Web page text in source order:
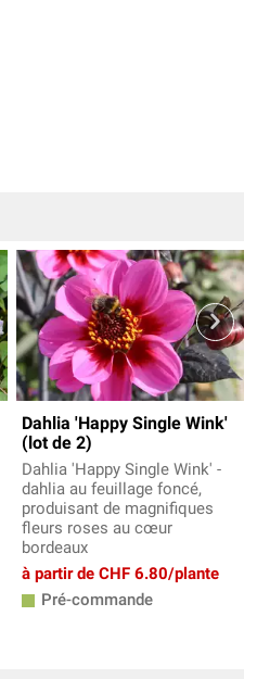
Dahlia 'Happy Single Wink'
(lot de 2)
Dahlia 'Happy Single Wink' -
dahlia au feuillage foncé,
produisant de magnifiques
fleurs roses au cœur
bordeaux
à partir de CHF 6.80/plante
Pré-commande